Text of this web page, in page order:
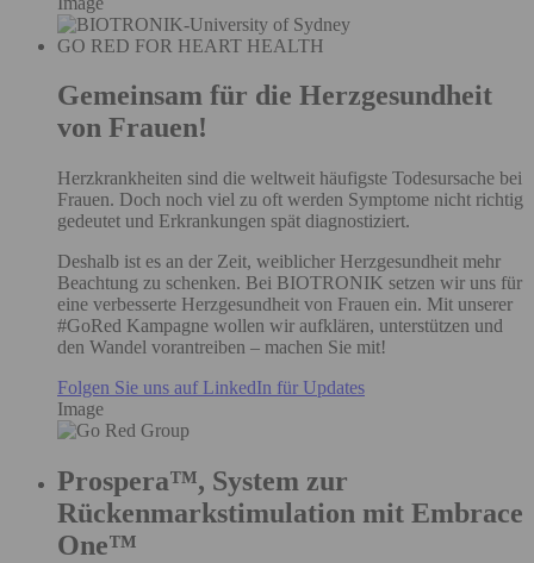
GO RED FOR HEART HEALTH
Gemeinsam für die Herzgesundheit
von Frauen!
Herzkrankheiten sind die weltweit häufigste Todesursache bei
Frauen. Doch noch viel zu oft werden Symptome nicht richtig
gedeutet und Erkrankungen spät diagnostiziert.
Deshalb ist es an der Zeit, weiblicher Herzgesundheit mehr
Beachtung zu schenken. Bei BIOTRONIK setzen wir uns für
eine verbesserte Herzgesundheit von Frauen ein. Mit unserer
#GoRed Kampagne wollen wir aufklären, unterstützen und
den Wandel vorantreiben – machen Sie mit!
Folgen Sie uns auf LinkedIn für Updates
Image
Prospera™, System zur
Rückenmarkstimulation mit Embrace
One™